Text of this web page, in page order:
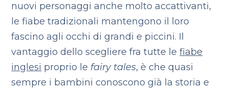
nuovi personaggi anche molto accattivanti,
le fiabe tradizionali mantengono il loro
fascino agli occhi di grandi e piccini. Il
vantaggio dello scegliere fra tutte lefiabe
inglesi proprio le fairy tales, è che quasi
sempre i bambini conoscono già la storia e